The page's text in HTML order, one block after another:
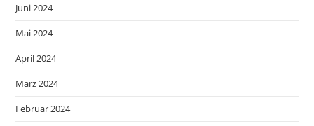
Juni 2024
Mai 2024
April 2024
März 2024
Februar 2024